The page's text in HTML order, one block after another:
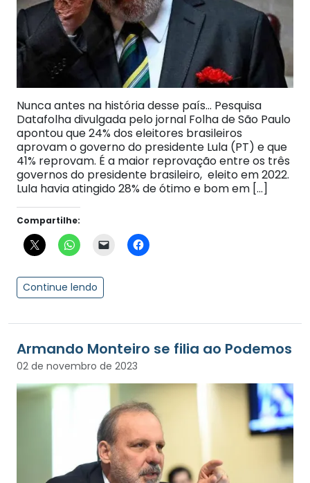
Nunca antes na história desse país… Pesquisa
Datafolha divulgada pelo jornal Folha de São Paulo
apontou que 24% dos eleitores brasileiros
aprovam o governo do presidente Lula (PT) e que
41% reprovam. É a maior reprovação entre os três
governos do presidente brasileiro, eleito em 2022.
Lula havia atingido 28% de ótimo e bom em […]
Compartilhe:
Continue lendo
Armando Monteiro se filia ao Podemos
02 de novembro de 2023